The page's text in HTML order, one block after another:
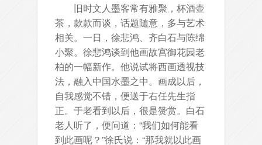
旧时文人墨客常有雅聚，杯酒壶
茶，款款而谈，话题随意，多与艺术
相关。一日，徐悲鸿、齐白石与陈绵
小聚。徐悲鸿谈到他画故宫御花园老
柏的一幅新作。他说试将西画透视技
法，融入中国水墨之中。画成以后，
自我感觉不错，便送于右任先生指
正。于老看到以后，很是赞赏。白石
老人听了，便问道：“我们如何能看
到此画呢？”徐氏说：“那我就以此画